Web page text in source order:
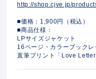
http://shop.cjve.jp/
■価格：1,900円（税込）
■商品仕様：
LPサイズジャケット
16ページ・カラーブックレ
直筆プリント「Love